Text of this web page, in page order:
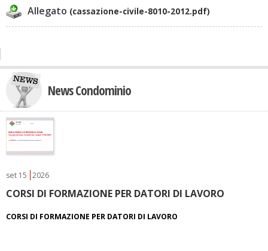
Allegato (cassazione-civile-8010-2012.pdf)
News Condominio
set 15 2026
CORSI DI FORMAZIONE PER DATORI DI LAVORO
CORSI DI FORMAZIONE PER DATORI DI LAVORO